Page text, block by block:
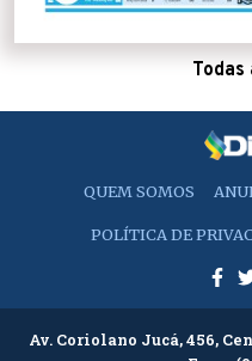
Todas
QUEM SOMOS
POLÍTICA DE
Av. Coriolano Jucá, 456,